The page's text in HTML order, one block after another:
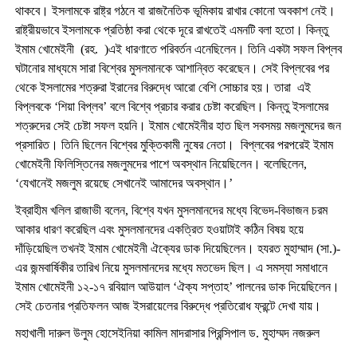
থাকবে। ইসলামকে রাষ্ট্র গঠনে বা রাজনৈতিক ভূমিকায় রাখার কোনো অবকাশ নেই।
রাষ্ট্রীয়ভাবে ইসলামকে প্রতিষ্ঠা করা থেকে দূরে রাখতেই এমনটি বলা হতো। কিন্তু
ইমাম খোমেইনী (রহ. )এই ধারণাতে পরিবর্তন এনেছিলেন। তিনি একটা সফল বিপ্লব
ঘটানোর মাধ্যমে সারা বিশ্বের মুসলমানকে আশান্বিত করেছেন। সেই বিপ্লবের পর
থেকে ইসলামের শত্রুরা ইরানের বিরুদ্ধে আরো বেশি সোচ্চার হয়। তারা এই
বিপ্লবকে ‘শিয়া বিপ্লব’ বলে বিশ্বে প্রচার করার চেষ্টা করেছিল। কিন্তু ইসলামের
শত্রুদের সেই চেষ্টা সফল হয়নি। ইমাম খোমেইনীর হাত ছিল সবসময় মজলুমদের জন
প্রসারিত। তিনি ছিলেন বিশ্বের মুক্তিকামী নুষের নেতা। বিপ্লবের পরপরেই ইমাম
খোমেইনী ফিলিস্তিনের মজলুমদের পাশে অবস্থান নিয়েছিলেন। বলেছিলেন,
‘যেখানেই মজলুম রয়েছে সেখানেই আমাদের অবস্থান।’
ইব্রাহীম খলিল রাজাভী বলেন, বিশ্বে যখন মুসলমানদের মধ্যে বিভেদ-বিভাজন চরম
আকার ধারণ করেছিল এবং মুসলমানদের একত্রিত হওয়াটাই কঠিন বিষয় হয়ে
দাঁড়িয়েছিল তখনই ইমাম খোমেইনী ঐক্যের ডাক দিয়েছিলেন। হযরত মুহাম্মাদ (সা.)-
এর জন্মবার্ষিকীর তারিখ নিয়ে মুসলমানদের মধ্যে মতভেদ ছিল। এ সমস্যা সমাধানে
ইমাম খোমেইনী ১২-১৭ রবিয়াল আউয়াল ‘ঐক্য সপ্তাহ’ পালনের ডাক দিয়েছিলেন।
সেই চেতনার প্রতিফলন আজ ইসরায়েলের বিরুদ্ধে প্রতিরোধ ফ্রন্টে দেখা যায়।
মহাখালী দারুল উলুম হোসেইনিয়া কামিল মাদরাসার প্রিন্সিপাল ড. মুহাম্মদ নজরুল